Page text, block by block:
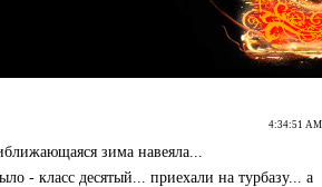
4:34:51 AM
зима навеяла...
- класс десятый... приехали на турбазу... а